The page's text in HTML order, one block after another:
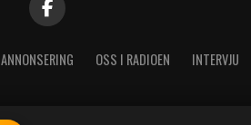
ANNONSERING OSS I RADIOEN INTERVJU